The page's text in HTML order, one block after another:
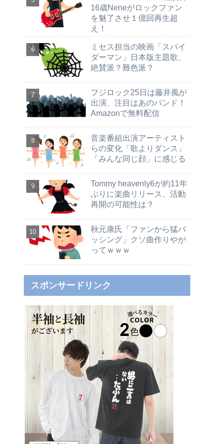
16歳Neneがロックファン
を魅了させ１億回再生超
え！
ミセス担当の映画「スパイ
ダーマン」日本版主題歌、
絶賛派？難色派？
フジロック25日は藤井風が
出演、注目はあのバンド！
Amazonで無料配信
音楽番組出演アーティスト
らの変化「歌よりダンス」
「みんな同じ顔」に感じる
Tommy heavenly6が約11年
ぶりに楽曲リリース、活動
再開の可能性は？
秋元康氏「ファンから猛バ
ッシング」クソ曲作りやが
ってｗｗｗ
スポンサードリンク